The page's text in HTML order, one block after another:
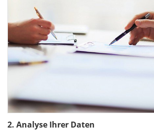
2. Analyse Ihrer Daten